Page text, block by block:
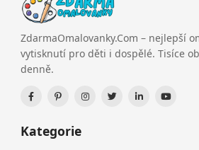
ZdarmaOmalovanky.Com – nejlepší
vytisknutí pro děti i dospělé. Tisíce
denně.
Kategorie